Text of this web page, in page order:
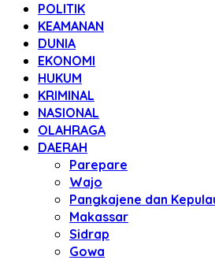
POLITIK
KEAMANAN
DUNIA
EKONOMI
HUKUM
KRIMINAL
NASIONAL
OLAHRAGA
DAERAH
Parepare
Wajo
Pangkajene dan
Makassar
Sidrap
Gowa